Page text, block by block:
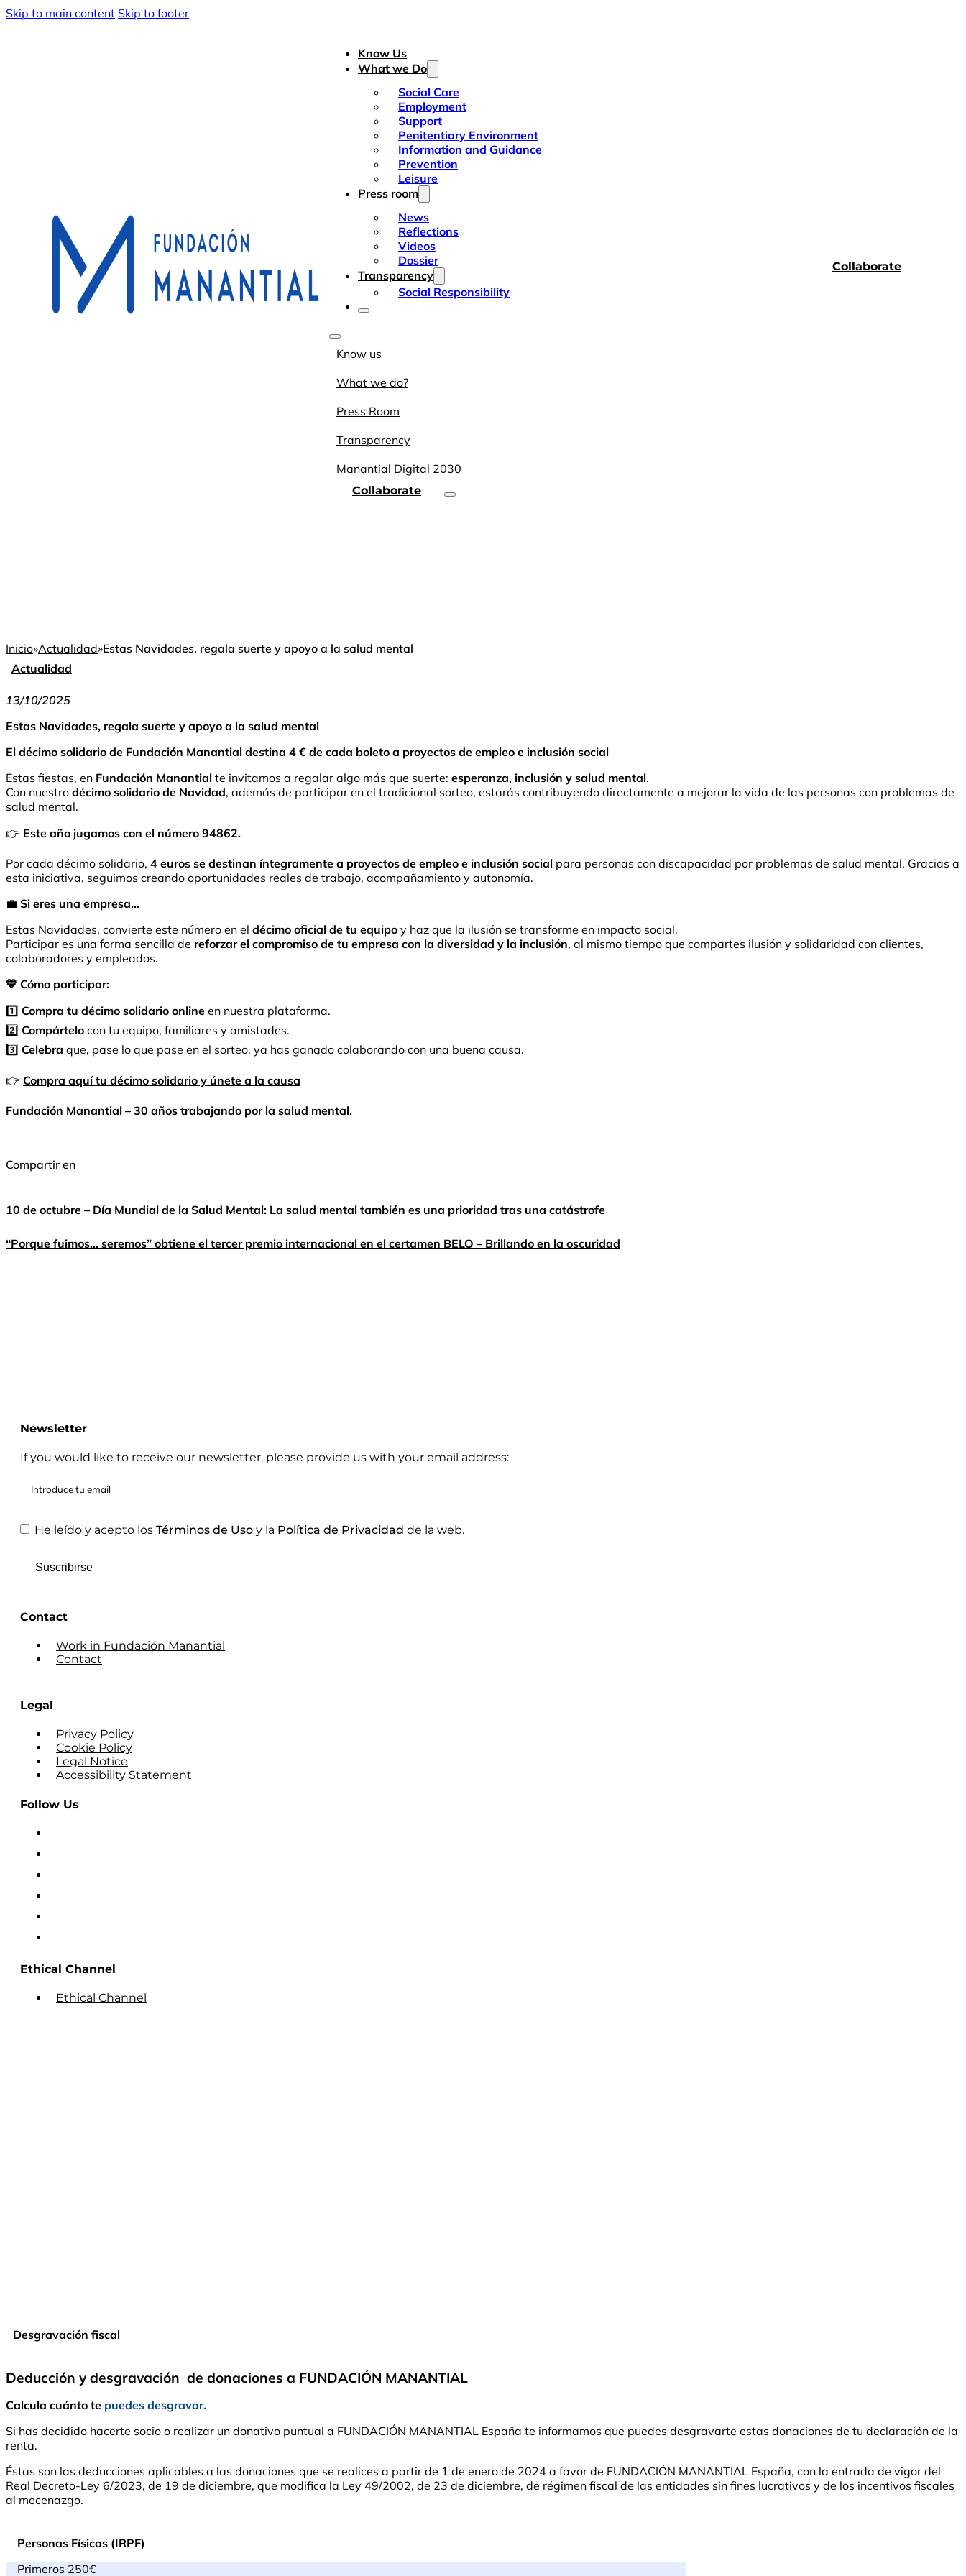
Skip to main content Skip to footer
Know Us
What we Do
Social Care
Employment
Support
Penitentiary Environment
Information and Guidance
Prevention
Leisure
Press room
News
Reflections
Videos
Dossier
Transparency
Social Responsibility
Know us
What we do?
Press Room
Transparency
Manantial Digital 2030
Collaborate
Collaborate
Inicio»Actualidad»Estas Navidades, regala suerte y apoyo a la salud mental
Actualidad
13/10/2025
Estas Navidades, regala suerte y apoyo a la salud mental
El décimo solidario de Fundación Manantial destina 4 € de cada boleto a proyectos de empleo e inclusión social
Estas fiestas, en Fundación Manantial te invitamos a regalar algo más que suerte: esperanza, inclusión y salud mental.
Con nuestro décimo solidario de Navidad, además de participar en el tradicional sorteo, estarás contribuyendo directamente a mejorar la vida de las personas con problemas de
salud mental.
👉 Este año jugamos con el número 94862.
Por cada décimo solidario, 4 euros se destinan íntegramente a proyectos de empleo e inclusión social para personas con discapacidad por problemas de salud mental. Gracias a
esta iniciativa, seguimos creando oportunidades reales de trabajo, acompañamiento y autonomía.
💼 Si eres una empresa…
Estas Navidades, convierte este número en el décimo oficial de tu equipo y haz que la ilusión se transforme en impacto social.
Participar es una forma sencilla de reforzar el compromiso de tu empresa con la diversidad y la inclusión, al mismo tiempo que compartes ilusión y solidaridad con clientes,
colaboradores y empleados.
💙 Cómo participar:
1️⃣ Compra tu décimo solidario online en nuestra plataforma.
2️⃣ Compártelo con tu equipo, familiares y amistades.
3️⃣ Celebra que, pase lo que pase en el sorteo, ya has ganado colaborando con una buena causa.
👉 Compra aquí tu décimo solidario y únete a la causa
Fundación Manantial – 30 años trabajando por la salud mental.
Compartir en
10 de octubre – Día Mundial de la Salud Mental: La salud mental también es una prioridad tras una catástrofe
“Porque fuimos… seremos” obtiene el tercer premio internacional en el certamen BELO – Brillando en la oscuridad
Newsletter
If you would like to receive our newsletter, please provide us with your email address:
He leído y acepto los Términos de Uso y la Política de Privacidad de la web.
Suscribirse
Contact
Work in Fundación Manantial
Contact
Legal
Privacy Policy
Cookie Policy
Legal Notice
Accessibility Statement
Follow Us
Ethical Channel
Ethical Channel
Desgravación fiscal
Deducción y desgravación de donaciones a FUNDACIÓN MANANTIAL
Calcula cuánto te puedes desgravar.
Si has decidido hacerte socio o realizar un donativo puntual a FUNDACIÓN MANANTIAL España te informamos que puedes desgravarte estas donaciones de tu declaración de la
renta.
Éstas son las deducciones aplicables a las donaciones que se realices a partir de 1 de enero de 2024 a favor de FUNDACIÓN MANANTIAL España, con la entrada de vigor del
Real Decreto-Ley 6/2023, de 19 de diciembre, que modifica la Ley 49/2002, de 23 de diciembre, de régimen fiscal de las entidades sin fines lucrativos y de los incentivos fiscales
al mecenazgo.
Personas Físicas (IRPF)
Primeros 250€